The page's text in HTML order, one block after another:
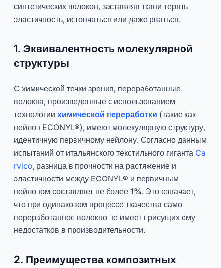
синтетических волокон, заставляя ткани терять
эластичность, истончаться или даже рваться.
1. Эквивалентность молекулярной
структуры
С химической точки зрения, переработанные
волокна, произведенные с использованием
технологии химической переработки (такие как
нейлон ECONYL®), имеют молекулярную структуру,
идентичную первичному нейлону. Согласно данным
испытаний от итальянского текстильного гиганта Ca
rvico, разница в прочности на растяжение и
эластичности между ECONYL® и первичным
нейлоном составляет не более 1%. Это означает,
что при одинаковом процессе ткачества само
переработанное волокно не имеет присущих ему
недостатков в производительности.
2. Преимущества композитных